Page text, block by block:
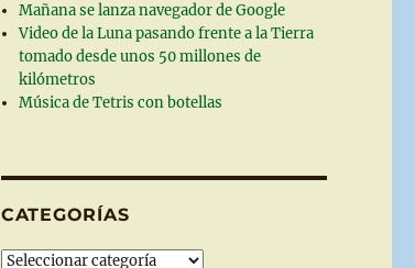
Mañana se lanza navegador de Google
Video de la Luna pasando frente a la Tierra
tomado desde unos 50 millones de
kilómetros
Música de Tetris con botellas
CATEGORÍAS
Categorías